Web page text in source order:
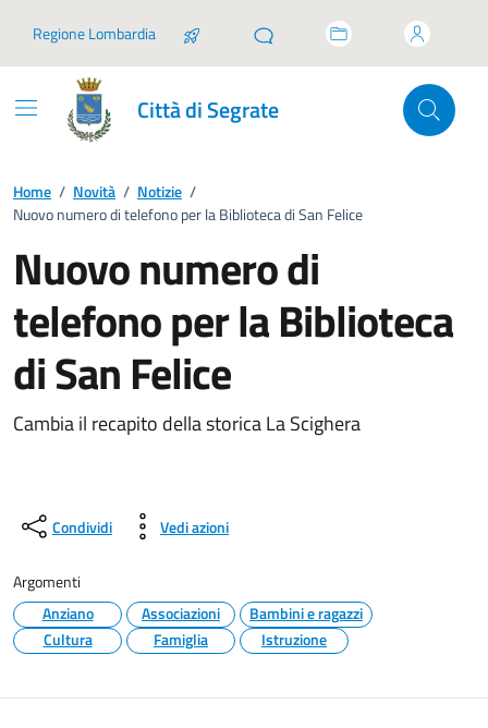
Regione Lombardia
Città di Segrate
Home / Novità / Notizie /
Nuovo numero di telefono per la Biblioteca di San Felice
Nuovo numero di
telefono per la Biblioteca
di San Felice
Cambia il recapito della storica La Scighera
Condividi Vedi azioni
Argomenti
Anziano
Associazioni
Bambini e ragazzi
Cultura
Famiglia Istruzione